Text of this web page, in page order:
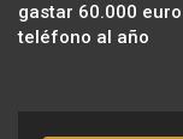
gastar 60.000
teléfono al año